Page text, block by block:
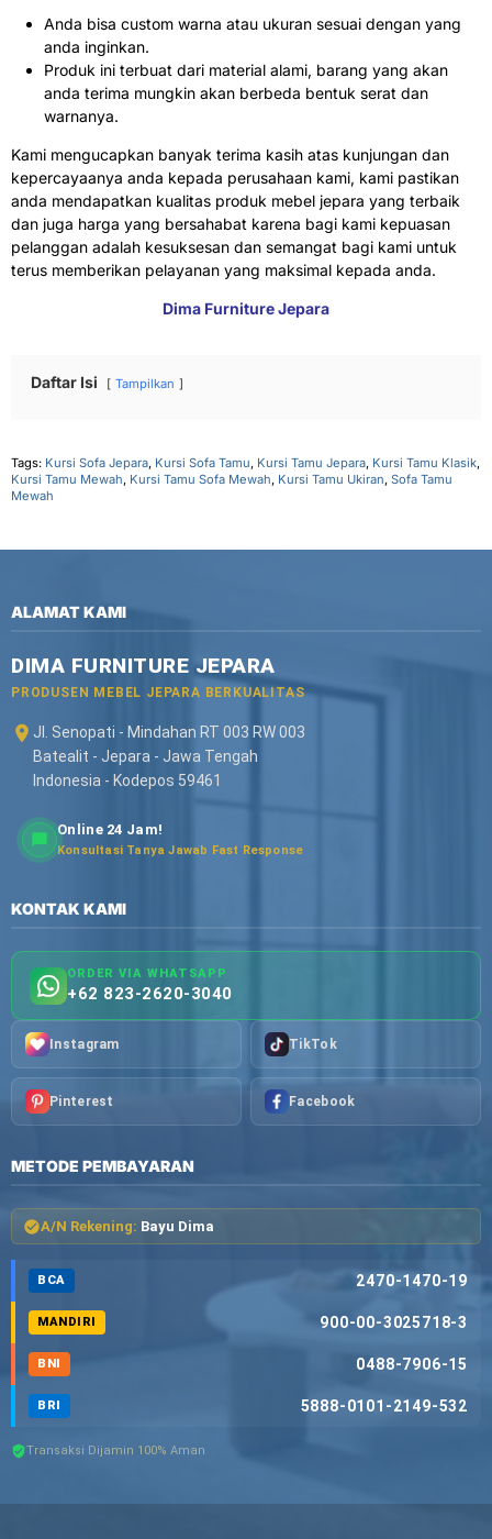
Anda bisa custom warna atau ukuran sesuai dengan yang
anda inginkan.
Produk ini terbuat dari material alami, barang yang akan
anda terima mungkin akan berbeda bentuk serat dan
warnanya.
Kami mengucapkan banyak terima kasih atas kunjungan dan
kepercayaanya anda kepada perusahaan kami, kami pastikan
anda mendapatkan kualitas produk mebel jepara yang terbaik
dan juga harga yang bersahabat karena bagi kami kepuasan
pelanggan adalah kesuksesan dan semangat bagi kami untuk
terus memberikan pelayanan yang maksimal kepada anda.
Dima Furniture Jepara
Daftar Isi Tampilkan
Tags: Kursi Sofa Jepara, Kursi Sofa Tamu, Kursi Tamu Jepara, Kursi Tamu Klasik,
Kursi Tamu Mewah, Kursi Tamu Sofa Mewah, Kursi Tamu Ukiran, Sofa Tamu
Mewah
ALAMAT KAMI
DIMA FURNITURE JEPARA
PRODUSEN MEBEL JEPARA BERKUALITAS
Jl. Senopati - Mindahan RT 003 RW 003
Batealit - Jepara - Jawa Tengah
Indonesia - Kodepos 59461
Online 24 Jam!
Konsultasi Tanya Jawab Fast Response
KONTAK KAMI
ORDER VIA WHATSAPP
+62 823-2620-3040
Instagram TikTok
Pinterest Facebook
METODE PEMBAYARAN
A/N Rekening: Bayu Dima
BCA 2470-1470-19
MANDIRI 900-00-3025718-3
BNI 0488-7906-15
BRI 5888-0101-2149-532
Transaksi Dijamin 100% Aman